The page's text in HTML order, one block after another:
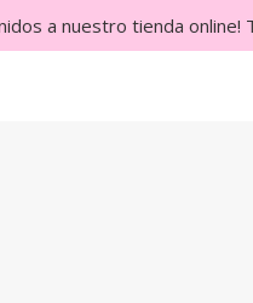
a nuestro tienda online!